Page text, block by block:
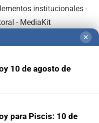
institucionales-
- MediaKit
con:
✕
10 de agosto de
para Piscis: 10 de